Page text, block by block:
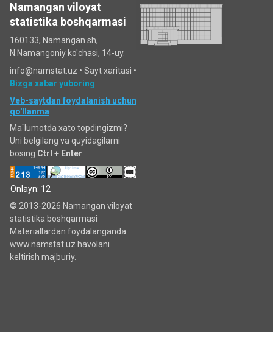
Namangan viloyat
statistika boshqarmasi
160133, Namangan sh,
N.Namangoniy ko'chasi, 14-uy.
info@namstat.uz • Sayt xaritasi •
Bizga xabar yuboring
Veb-saytdan foydalanish uchun
qo'llanma
Ma`lumotda xato topdingizmi?
Uni belgilang va quyidagilarni
bosing Ctrl + Enter
Onlayn: 12
© 2013-2026 Namangan viloyat
statistika boshqarmasi
Materiallardan foydalanganda
www.namstat.uz havolani
keltirish majburiy.